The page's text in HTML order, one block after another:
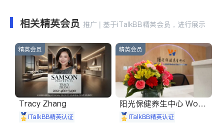
相关精英会员 推广 | 基于iTalkBB精英会员，进行展示
精英会员
Tracy Zhang
iTalkBB精英认证
精英会员
阳光保健养生中心 World
shine
iTalkBB精英认证